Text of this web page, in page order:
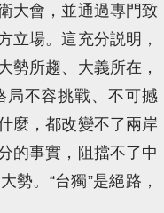
大會，並通過專門致
立場。這充分説明，
勢所趨、大義所在，
局不容挑戰、不可撼
麼，都改變不了兩岸
的事實，阻擋不了中
勢。“台獨”是絕路，